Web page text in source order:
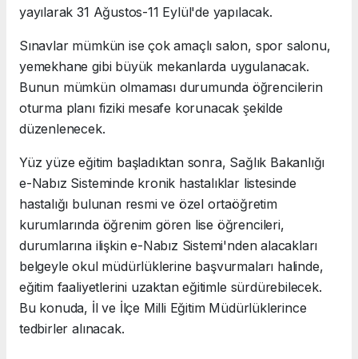
yayılarak 31 Ağustos-11 Eylül'de yapılacak.
Sınavlar mümkün ise çok amaçlı salon, spor salonu,
yemekhane gibi büyük mekanlarda uygulanacak.
Bunun mümkün olmaması durumunda öğrencilerin
oturma planı fiziki mesafe korunacak şekilde
düzenlenecek.
Yüz yüze eğitim başladıktan sonra, Sağlık Bakanlığı
e-Nabız Sisteminde kronik hastalıklar listesinde
hastalığı bulunan resmi ve özel ortaöğretim
kurumlarında öğrenim gören lise öğrencileri,
durumlarına ilişkin e-Nabız Sistemi'nden alacakları
belgeyle okul müdürlüklerine başvurmaları halinde,
eğitim faaliyetlerini uzaktan eğitimle sürdürebilecek.
Bu konuda, İl ve İlçe Milli Eğitim Müdürlüklerince
tedbirler alınacak.